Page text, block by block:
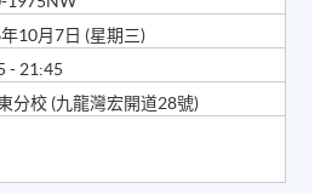
10月7日 (星期三)
- 21:45
分校 (九龍灣宏開道28號)